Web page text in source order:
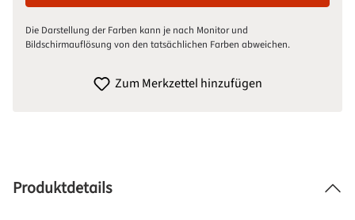
Die Darstellung der Farben kann je nach Monitor und
Bildschirmauflösung von den tatsächlichen Farben abweichen.
Zum Merkzettel hinzufügen
Produktdetails